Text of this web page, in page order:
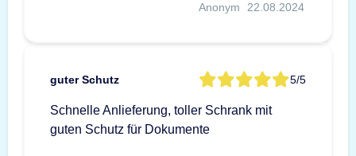
Anonym 22.08.2024
guter Schutz 5/5
Schnelle Anlieferung, toller Schrank mit
guten Schutz für Dokumente